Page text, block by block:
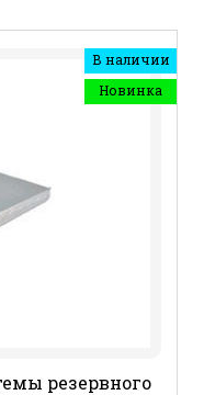
В наличии
Новинка
резервного